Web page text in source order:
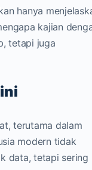
hanya
kajian
tetapi juga
terutama dalam
modern tidak
data, tetapi sering